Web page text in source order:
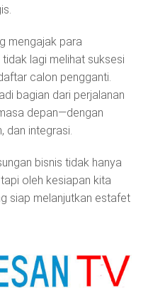
mengajak para
lagi melihat suksesi
calon pengganti.
bagian dari perjalanan
depan—dengan
dan integrasi.
bisnis tidak hanya
oleh kesiapan kita
siap melanjutkan estafet